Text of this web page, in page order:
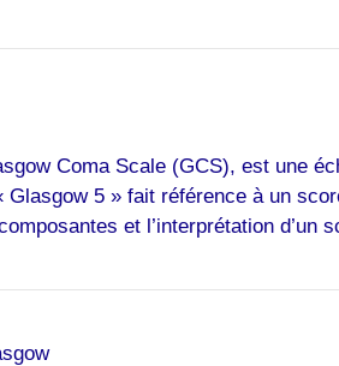
Coma Scale (GCS), est une
5 » fait référence à un
et l’interprétation d’un